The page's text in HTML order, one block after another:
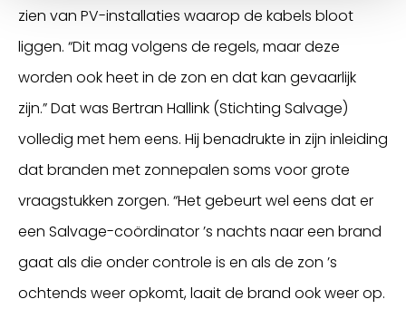
zien van PV-installaties waarop de kabels bloot
liggen. “Dit mag volgens de regels, maar deze
worden ook heet in de zon en dat kan gevaarlijk
zijn.” Dat was Bertran Hallink (Stichting Salvage)
volledig met hem eens. Hij benadrukte in zijn inleiding
dat branden met zonnepalen soms voor grote
vraagstukken zorgen. “Het gebeurt wel eens dat er
een Salvage-coördinator ’s nachts naar een brand
gaat als die onder controle is en als de zon ’s
ochtends weer opkomt, laait de brand ook weer op.